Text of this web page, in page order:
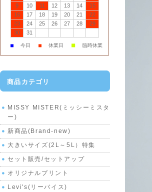
9
10 11 12 13 14
15
16
17 18 19 20 21
22
23
24 25 26 27 28
29
30
31
■ 今日 ■ 休業日 ■ 臨時休業
商品カテゴリ
MISSY MISTER(ミッシーミスタ
ー)
新商品(Brand-new)
大きいサイズ(2L～5L）特集
セット販売/セットアップ
オリジナルプリント
Levi's(リーバイス)